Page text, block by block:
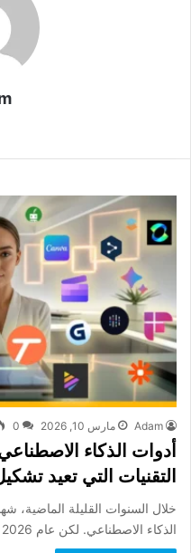
Adam مارس 10, 2026 0
التقنيات التي تعيد
خلال السنوات القليلة الماضية،
الذكاء الاصطناعي. لكن عام 2026 يبدو مختلفًا تمامًا، إذ…